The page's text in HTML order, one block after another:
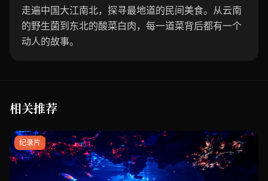
走遍中国大江南北，探寻最地道的民间美食。从云南
的野生菌到东北的酸菜白肉，每一道菜背后都有一个
动人的故事。
相关推荐
纪录片